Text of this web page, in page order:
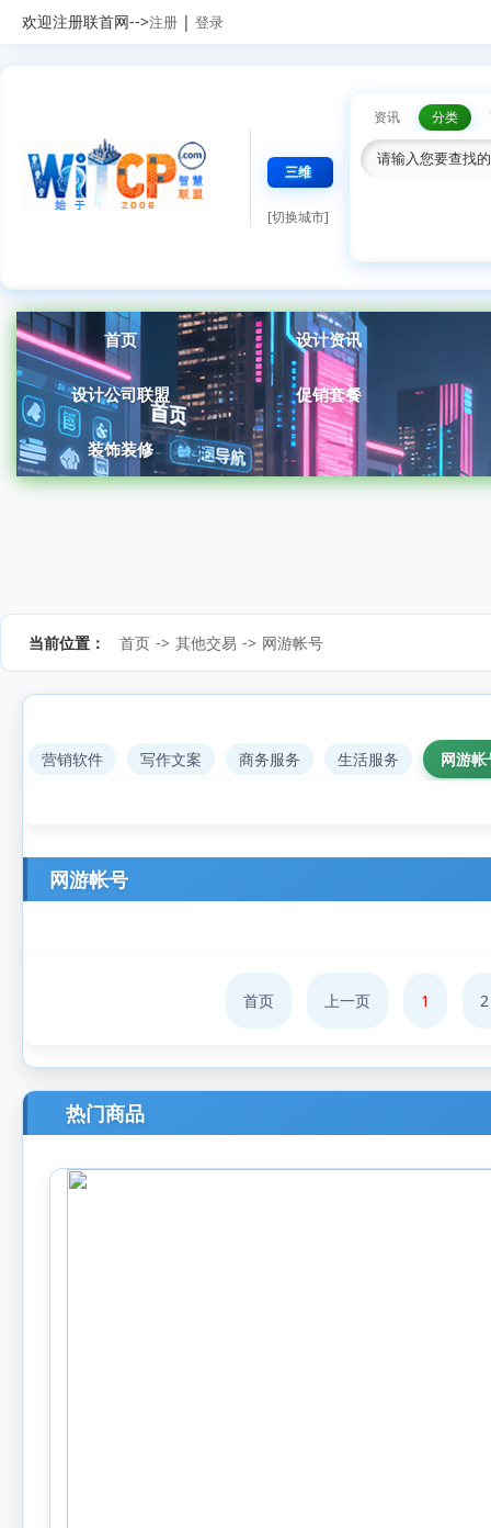
欢迎注册联首网-->注册 | 登录
三维
[切换城市]
资讯 分类
首页 设计资讯
设计公司联盟 促销套餐
装饰装修
当前位置： 首页 -> 其他交易 -> 网游帐号
营销软件 写作文案 商务服务 生活服务 网游帐
网游帐号
首页 上一页 1 2
热门商品